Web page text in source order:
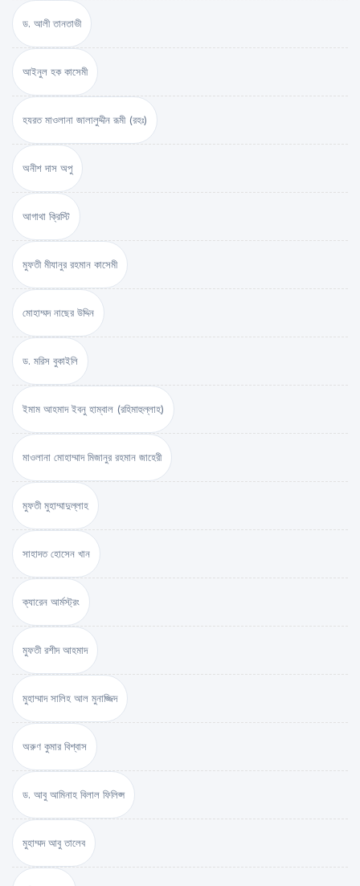
ড. আলী তানতাভী
আইনুল হক কাসেমী
হযরত মাওলানা জালালুদ্দীন রূমী (রহঃ)
অনীশ দাস অপু
আগাথা ক্রিস্টি
মুফতী মীযানুর রহমান কাসেমী
মোহাম্মদ নাছের উদ্দিন
ড. মরিস বুকাইলি
ইমাম আহমাদ ইবনু হাম্বাল (রহিমাহুল্লাহ)
মাওলানা মোহাম্মাদ মিজানুর রহমান জাহেরী
মুফতী মুহাম্মাদুল্লাহ
সাহাদত হোসেন খান
ক্যারেন আর্মস্ট্রং
মুফতী রশীদ আহমাদ
মুহাম্মাদ সালিহ আল মুনাজ্জিদ
অরুণ কুমার বিশ্বাস
ড. আবু আমিনাহ বিলাল ফিলিপ্স
মুহাম্মদ আবু তালেব